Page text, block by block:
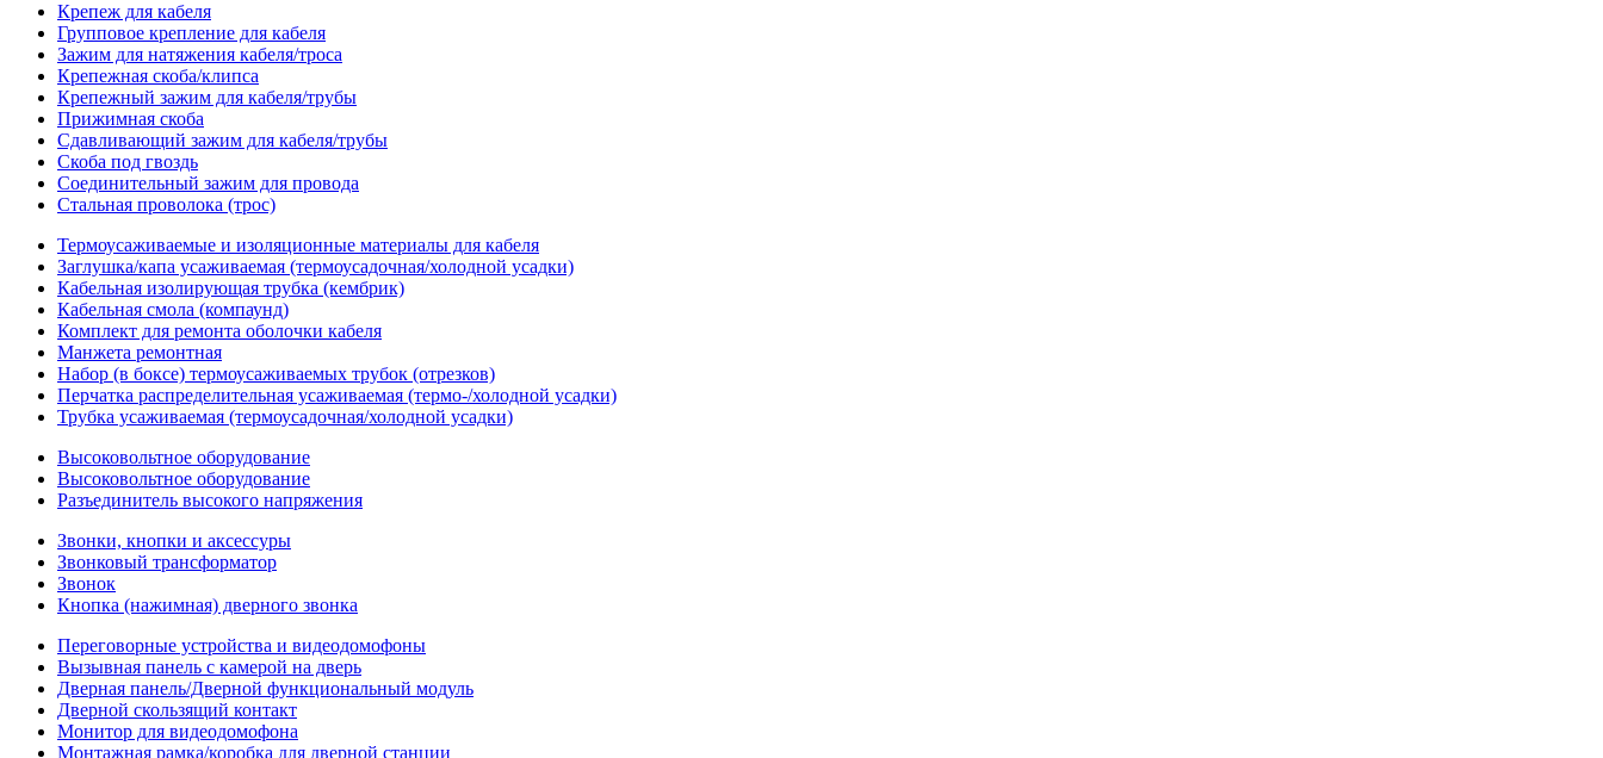
Крепеж для кабеля
Групповое крепление для кабеля
Зажим для натяжения кабеля/троса
Крепежная скоба/клипса
Крепежный зажим для кабеля/трубы
Прижимная скоба
Сдавливающий зажим для кабеля/трубы
Скоба под гвоздь
Соединительный зажим для провода
Стальная проволока (трос)
Термоусаживаемые и изоляционные материалы для кабеля
Заглушка/капа усаживаемая (термоусадочная/холодной усадки)
Кабельная изолирующая трубка (кембрик)
Кабельная смола (компаунд)
Комплект для ремонта оболочки кабеля
Манжета ремонтная
Набор (в боксе) термоусаживаемых трубок (отрезков)
Перчатка распределительная усаживаемая (термо-/холодной усадки)
Трубка усаживаемая (термоусадочная/холодной усадки)
Высоковольтное оборудование
Высоковольтное оборудование
Разъединитель высокого напряжения
Звонки, кнопки и аксессуры
Звонковый трансформатор
Звонок
Кнопка (нажимная) дверного звонка
Переговорные устройства и видеодомофоны
Вызывная панель с камерой на дверь
Дверная панель/Дверной функциональный модуль
Дверной скользящий контакт
Монитор для видеодомофона
Монтажная рамка/коробка для дверной станции